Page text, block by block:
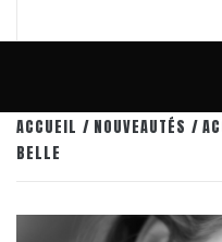
ACCUEIL NOUVEAUTÉS
BELLE